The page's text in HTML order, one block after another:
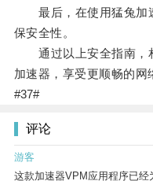
最后，在使用猛兔加
保安全性。
通过以上安全指南，
加速器，享受更顺畅的网
#37#
评论
游客
这款加速器VPM应用程序已